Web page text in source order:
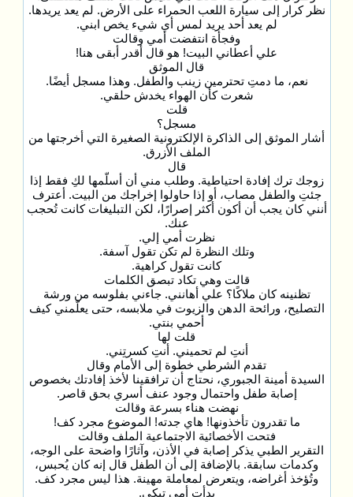
نظر كرار إلى سيارة اللعب الحمراء على الأرض. لم يعد يريدها.
لم يعد أحد يريد لمس أي شيء يخص ابني.
وفجأة انتفضت أمي وقالت
علي أعطاني البيت! هو قال أقدر أبقى هنا!
قال الموثق
نعم، ما دمتِ تحترمين زينب والطفل. وهذا مسجل أيضًا.
شعرت كأن الهواء يخدش حلقي.
قلت
مسجل؟
أشار الموثق إلى الذاكرة الإلكترونية الصغيرة التي أخرجتها من
الملف الأزرق.
قال
زوجك ترك إفادة احتياطية. وطلب مني أن أسلّمها لكِ فقط إذا
جئتِ والطفل مصاب، أو إذا حاولوا إخراجك من البيت. أعترف
أنني كان يجب أن أكون أكثر إصرارًا، لكن التبليغات كانت تُحجب
عنك.
نظرت أمي إلي.
وتلك النظرة لم تكن تقول آسفة.
كانت تقول كراهية.
قالت وهي تكاد تبصق الكلمات
تظنينه كان ملاكًا؟ علي أهانني. جاءني بفلوسه من ورشة
التصليح، ورائحة الدهن والزيوت في ملابسه، حتى يعلّمني كيف
أحمي بنتي.
قلت لها
أنتِ لم تحميني. أنتِ كسرتِني.
تقدم الشرطي خطوة إلى الأمام وقال
السيدة أمينة الجبوري، نحتاج أن ترافقينا لأخذ إفادتك بخصوص
إصابة طفل واحتمال وجود عنف أسري بحق قاصر.
نهضت هناء بسرعة وقالت
ما تقدرون تأخذونها! هاي جدته! الموضوع مجرد كف!
فتحت الأخصائية الاجتماعية الملف وقالت
التقرير الطبي يذكر إصابة في الأذن، وآثارًا واضحة على الوجه،
وكدمات سابقة. بالإضافة إلى أن الطفل قال إنه كان يُحبس،
وتُؤخذ أغراضه، ويتعرض لمعاملة مهينة. هذا ليس مجرد كف.
بدأت أمي تبكي.